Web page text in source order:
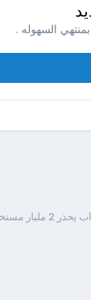
السهوله .
رسالة احتيالية ويدعو لحذفها فورًا